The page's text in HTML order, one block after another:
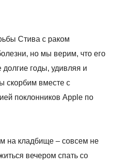
Стива с раком
но мы верим, что его
годы, удивляя и
скорбим вместе с
поклонников Apple по
на кладбище – совсем не
вечером спать со